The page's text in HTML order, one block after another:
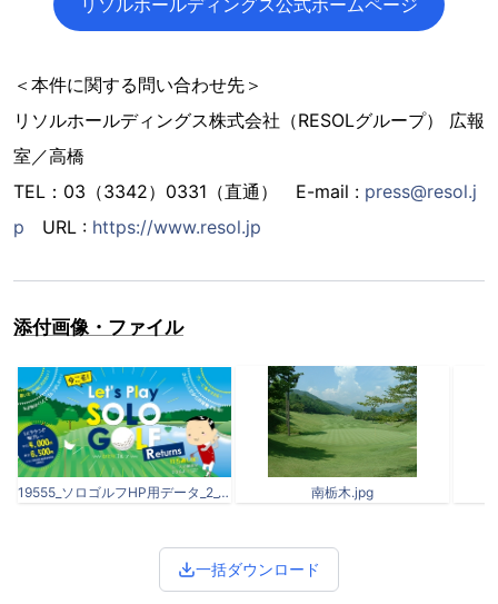
＜本件に関する問い合わせ先＞
リソルホールディングス株式会社（RESOLグループ） 広報
室／高橋
TEL：03（3342）0331（直通） E-mail : press@resol.j
p URL : https://www.resol.jp
添付画像・ファイル
19555_ソロゴルフHP用データ_2_1-1024x525.jpg 南栃木.jpg
一括ダウンロード